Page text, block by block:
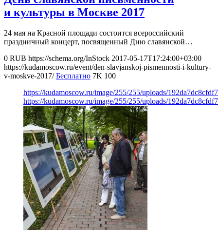
и культуры в Москве 2017
24 мая на Красной площади состоится всероссийский
праздничный концерт, посвященный Дню славянской…
0 RUB https://schema.org/InStock 2017-05-17T17:24:00+03:00
https://kudamoscow.ru/event/den-slavjanskoj-pismennosti-i-kultury-
v-moskve-2017/ Бесплатно 7K 100
https://kudamoscow.ru/image/255/255/uploads/
https://kudamoscow.ru/image/255/255/uploads/